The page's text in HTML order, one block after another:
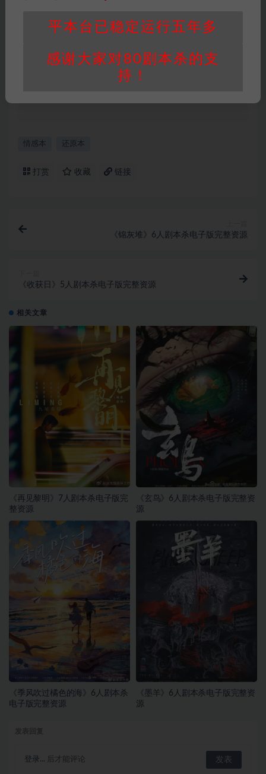
站整理资料的时间成本及网站运营所需支出费
用。
重要提醒 ∶任何情况下，本站及相关人士对于访
问或购买使用引起的任何行为和纠纷，本站概不
承担任何责任。未经许可的【搬运】和【账号共
情感本 还原本
打赏 收藏 链接
《锦灰堆》6人剧本杀电子版完整资源
《收获日》5人剧本杀电子版完整资源
相关文章
《再见黎明》7人剧本杀电子版完
整资源
《玄鸟》6人剧本杀电子版完整资
源
《季风吹过橘色的海》6人剧本杀
电子版完整资源
《墨羊》6人剧本杀电子版完整资
源
登录... 后才能评论
平本台已稳定运行五年多
感谢大家对80剧本杀的支
持！